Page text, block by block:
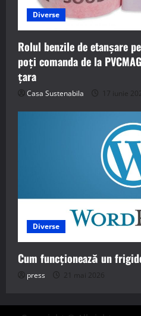
Diverse
Rolul benzile de etanșare
poți comanda de la
țara
Casa Sustenabila 17 iunie
Diverse
Cum funcționează un
press 21 mai 2026